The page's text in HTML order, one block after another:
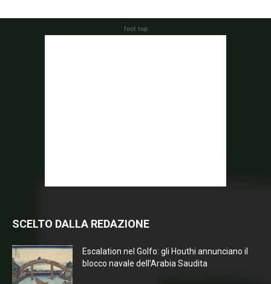
foot top
SCELTO DALLA REDAZIONE
Escalation nel Golfo: gli Houthi annunciano il
blocco navale dell’Arabia Saudita